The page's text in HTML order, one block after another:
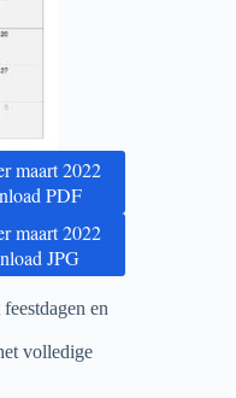
maart 2022
PDF
maart 2022
JPG
feestdagen en
volledige